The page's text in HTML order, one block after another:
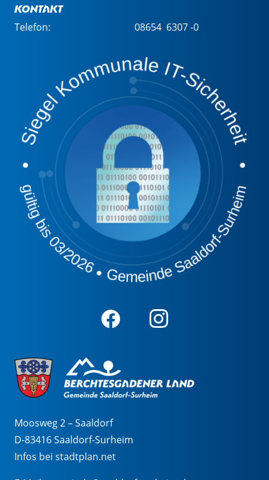
Kontakt
Telefon: 08654 6307 -0
Moosweg 2 – Saaldorf
D-83416 Saaldorf-Surheim
Infos bei stadtplan.net